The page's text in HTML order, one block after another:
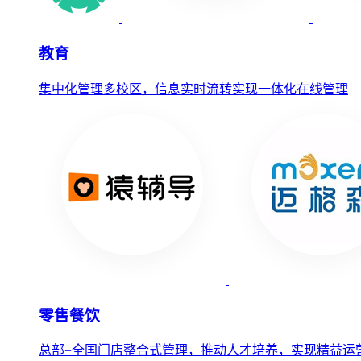
教育
集中化管理多校区，信息实时流转实现一体化在线管理
零售餐饮
总部+全国门店整合式管理，推动人才培养，实现精益运